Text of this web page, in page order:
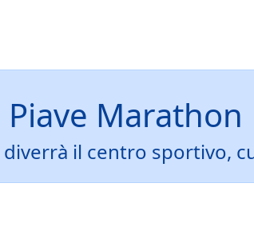
Piave Marathon
il centro sportivo,